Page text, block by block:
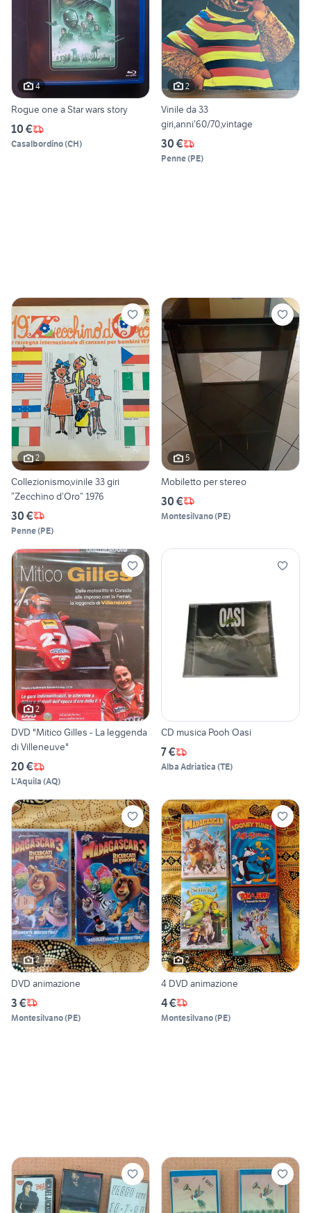
4
Rogue one a Star wars story
10 €
Casalbordino(CH)
2
Vinile da 33
giri,anni’60/70,vintage
30 €
Penne(PE)
2
Collezionismo,vinile 33 giri
“Zecchino d’Oro” 1976
30 €
Penne(PE)
5
Mobiletto per stereo
30 €
Montesilvano(PE)
2
DVD "Mitico Gilles - La leggenda
di Villeneuve"
20 €
L'Aquila (AQ)
CD musica Pooh Oasi
7 €
Alba Adriatica (TE)
2
DVD animazione
3 €
Montesilvano(PE)
2
4 DVD animazione
4 €
Montesilvano(PE)